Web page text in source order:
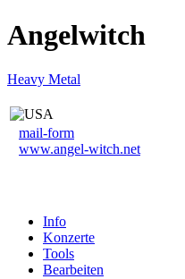
Angelwitch
Heavy Metal
mail-form
www.angel-witch.net
Info
Konzerte
Tools
Bearbeiten